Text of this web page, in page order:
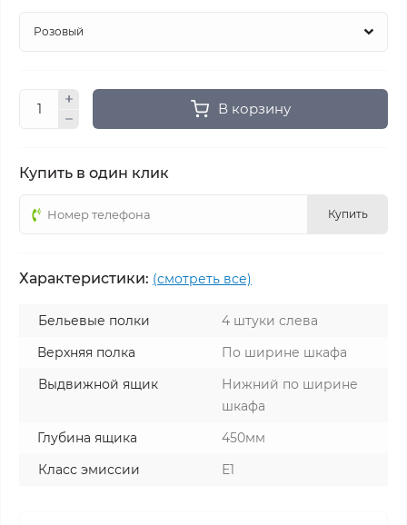
В корзину
Купить в один клик
Купить
Характеристики: (смотреть все)
Бельевые полки
4 штуки слева
Верхняя полка
По ширине шкафа
Выдвижной ящик
Нижний по ширине
шкафа
Глубина ящика
450мм
Класс эмиссии
Е1